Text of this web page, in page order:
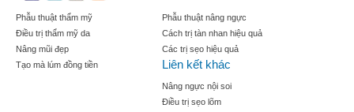
Phẫu thuật thẩm mỹ
Điều trị thẩm mỹ da
Nâng mũi đẹp
Tạo mà lúm đồng tiền
Phẫu thuật nâng ngực
Cách trị tàn nhan hiệu quả
Các trị sẹo hiệu quả
Liên kết khác
Nâng ngực nội soi
Điều trị sẹo lõm